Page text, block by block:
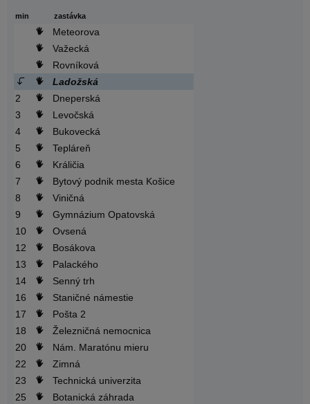
min zastávka
Meteorova
Važecká
Rovníková
Ladožská
2
Dneperská
3
Levočská
4
Bukovecká
5
Tepláreň
6
Králičia
7
Bytový podnik mesta Košice
8
Viničná
9
Gymnázium Opatovská
10
Ovsená
12
Bosákova
13
Palackého
14
Senný trh
16
Staničné námestie
17
Pošta 2
18
Železničná nemocnica
20
Nám. Maratónu mieru
22
Zimná
23
Technická univerzita
25
Botanická záhrada